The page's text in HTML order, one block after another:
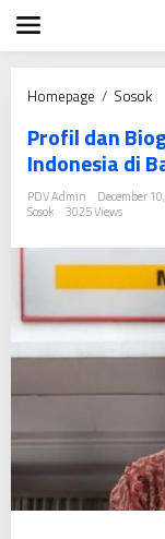
i
Homepage / SosokP
o
f
i
a
n
B
i
o
a
f
i
D
Profil dan
Indonesia di
PDV Admin
December
Sosok
3025 Views